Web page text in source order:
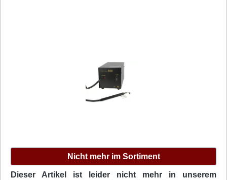
Nicht mehr im Sortiment
Dieser Artikel ist leider nicht mehr in unserem